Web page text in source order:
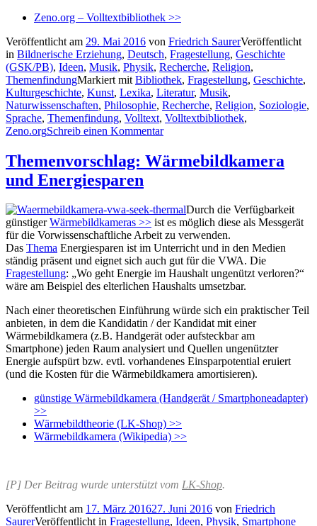
Zeno.org – Volltextbibliothek >>
Veröffentlicht am 29. Mai 2016 von Friedrich SaurerVeröffentlicht
in Bildnerische Erziehung, Deutsch, Fragestellung, Geschichte
(GSK/PB), Ideen, Musik, Physik, Recherche, Religion,
ThemenfindungMarkiert mit Bibliothek, Fragestellung, Geschichte,
Kulturgeschichte, Kunst, Lexika, Literatur, Musik,
Naturwissenschaften, Philosophie, Recherche, Religion, Soziologie,
Sprache, Themenfindung, Volltext, Volltextbibliothek,
Zeno.orgSchreib einen Kommentar
Themenvorschlag: Wärmebildkamera
und Energiesparen
Durch die Verfügbarkeit
günstigerWärmebildkameras >> ist es möglich diese als Messgerät
für die Vorwissenschaftliche Arbeit zu verwenden.
Das Thema Energiesparen ist im Unterricht und in den Medien
ständig präsent und eignet sich auch gut für die VWA. Die
Fragestellung: „Wo geht Energie im Haushalt ungenützt verloren?“
wäre am Beispiel des elterlichen Haushalts umsetzbar.
Nach einer theoretischen Einführung würde sich ein praktischer Teil
anbieten, in dem die Kandidatin / der Kandidat mit einer
Wärmebildkamera (z.B. Handgerät oder aufsteckbar am
Smartphone) jeden Raum analysiert und Quellen ungenützter
Energie aufspürt bzw. evtl. vorhandenes Einsparpotential eruiert
(und die Kosten für die Wärmebildkamera amortisieren).
günstige Wärmebildkamera (Handgerät / Smartphoneadapter)
>>
Wärmebildtheorie (LK-Shop) >>
Wärmebildkamera (Wikipedia) >>
[P] Der Beitrag wurde unterstützt vom LK-Shop.
Veröffentlicht am 17. März 201627. Juni 2016 von Friedrich
SaurerVeröffentlicht in Fragestellung, Ideen, Physik, Smartphone